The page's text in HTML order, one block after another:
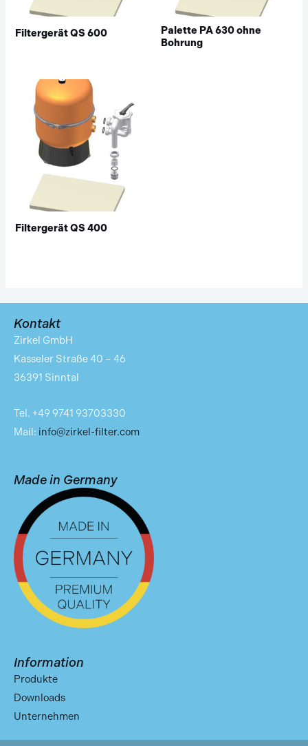
Filtergerät QS 600
Palette PA 630 ohne
Bohrung
Filtergerät QS 400
Kontakt
Zirkel GmbH
Kasseler Straße 40 – 46
36391 Sinntal
Tel. +49 9741 93703330
Mail: info@zirkel-filter.com
Made in Germany
Information
Produkte
Downloads
Unternehmen